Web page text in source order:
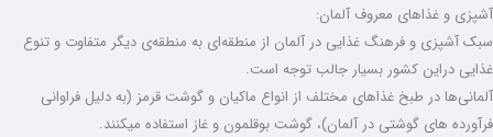
آشپزی و غذاهای معروف آلمان:
سبک آشپزی و فرهنگ غذایی در آلمان از منطقه‌ای به منطقه‌ی دیگر متفاوت و تنوع
غذایی دراین کشور بسیار جالب توجه است.
آلمانی‌ها در طبخ غذاهای مختلف از انواع ماکیان و گوشت قرمز (به دلیل فراوانی
فرآورده های گوشتی در آلمان)، گوشت بوقلمون و غاز استفاده میکنند.